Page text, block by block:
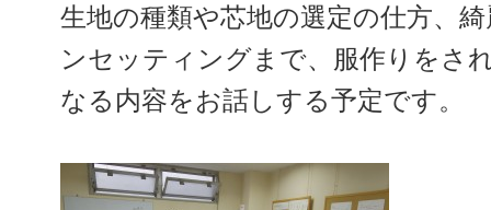
生地の種類や芯地の選定の仕方、
ンセッティングまで、服作りをさ
なる内容をお話しする予定です。